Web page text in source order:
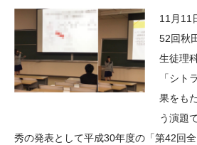
年報一覧 中谷
ム
科学教育振興助成・
次世代理系人材育成プ
アクセス よく
サイトマップ 中谷
日本語 English
11月11
52回秋
生徒理
「シト
果をも
う演題
秀の発表として平成30年度の「第42回